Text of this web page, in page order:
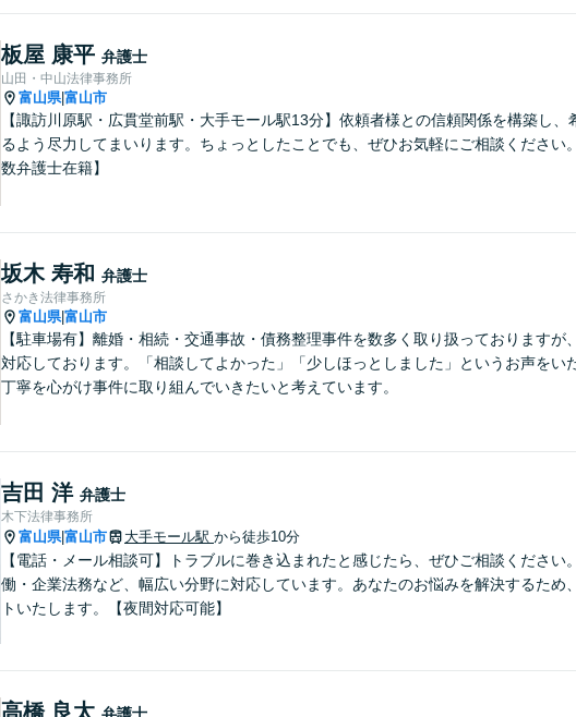
板屋 康平 弁護士
山田・中山法律事務所
富山県|富山市
【諏訪川原駅・広貫堂前駅・大手モール駅13分】依頼者様との信頼関係を構築し、
るよう尽力してまいります。ちょっとしたことでも、ぜひお気軽にご相談ください
数弁護士在籍】
坂木 寿和 弁護士
さかき法律事務所
富山県|富山市
【駐車場有】離婚・相続・交通事故・債務整理事件を数多く取り扱っておりますが
対応しております。「相談してよかった」「少しほっとしました」というお声をい
丁寧を心がけ事件に取り組んでいきたいと考えています。
吉田 洋 弁護士
木下法律事務所
富山県|富山市 大手モール駅 から徒歩10分
【電話・メール相談可】トラブルに巻き込まれたと感じたら、ぜひご相談ください
働・企業法務など、幅広い分野に対応しています。あなたのお悩みを解決するため
トいたします。【夜間対応可能】
高橋 良太 弁護士